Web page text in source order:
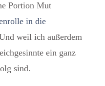
Portion Mut
in die
weil ich außerdem
ein ganz
sind.